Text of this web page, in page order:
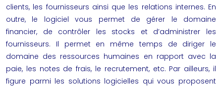
clients, les fournisseurs ainsi que les relations internes. En
outre, le logiciel vous permet de gérer le domaine
financier, de contrôler les stocks et d’administrer les
fournisseurs. Il permet en même temps de diriger le
domaine des ressources humaines en rapport avec la
paie, les notes de frais, le recrutement, etc. Par ailleurs, il
figure parmi les solutions logicielles qui vous proposent